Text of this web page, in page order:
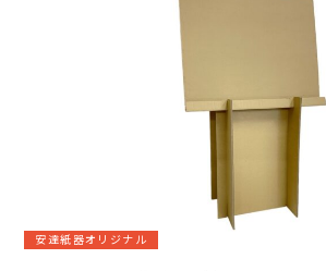
安達紙器オリジナル